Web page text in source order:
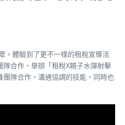
，體驗到了更不一樣的租稅宣導活
合作，舉辦「租稅X親子水彈射擊
隊合作，溝通協調的技能，同時也